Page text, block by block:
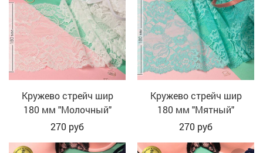
Кружево стрейч шир
180 мм "Молочный"
270 руб
Кружево стрейч шир
180 мм "Мятный"
270 руб